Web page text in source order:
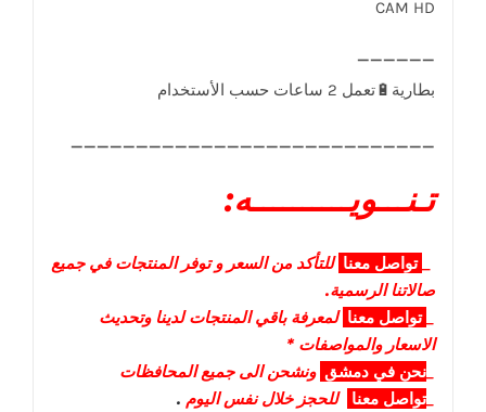
CAM HD
____________________________
تـنـــويــــــــــه:
تواصل معنا للتأكد من السعر و توفر المنتجات في جميع
صالاتنا الرسمية.
تواصل معنا لمعرفة باقي المنتجات لدينا وتحديث
الاسعار والمواصفات *
نحن في دمشق ونشحن الى جميع المحافظات
تواصل معنا للحجز خلال نفس اليوم .